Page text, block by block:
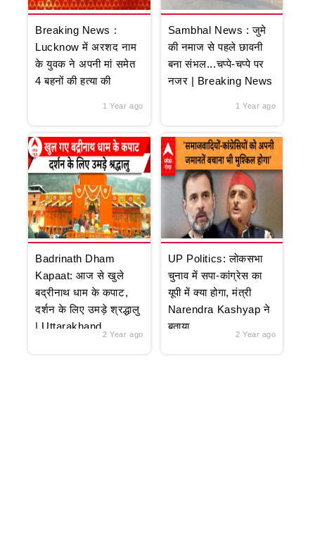
Breaking News :
Lucknow में अरशद नाम
के युवक ने अपनी मां समेत
4 बहनों की हत्या की
1 Year ago
Sambhal News : जुमे
की नमाज से पहले छावनी
बना संभल...चप्पे-चप्पे पर
नजर | Breaking News
1 Year ago
Badrinath Dham
Kapaat: आज से खुले
बद्रीनाथ धाम के कपाट,
दर्शन के लिए उमड़े श्रद्धालु
| Uttarakhand
2 Year ago
UP Politics: लोकसभा
चुनाव में सपा-कांग्रेस का
यूपी में क्या होगा, मंत्री
Narendra Kashyap ने
बताया
2 Year ago